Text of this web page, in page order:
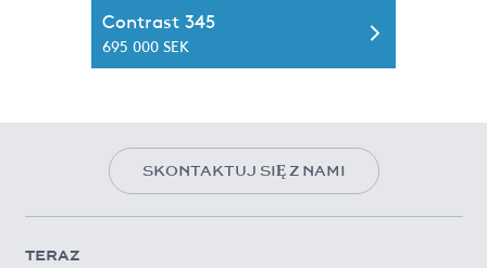
Contrast 345
695 000 SEK
SKONTAKTUJ SIĘ Z NAMI
TERAZ